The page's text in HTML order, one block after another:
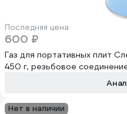
Последняя цена
600 ₽
Газ для портативных плит
450 г, резьбовое
Нет в наличии